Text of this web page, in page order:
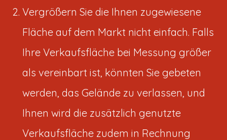
Vergrößern Sie die Ihnen zugewiesene
Fläche auf dem Markt nicht einfach. Falls
Ihre Verkaufsfläche bei Messung größer
als vereinbart ist, könnten Sie gebeten
werden, das Gelände zu verlassen, und
Ihnen wird die zusätzlich genutzte
Verkaufsfläche zudem in Rechnung